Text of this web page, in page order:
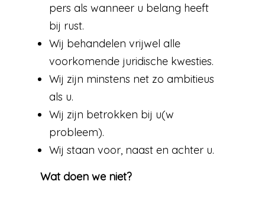
pers als wanneer u belang heeft
bij rust.
Wij behandelen vrijwel alle
voorkomende juridische kwesties.
Wij zijn minstens net zo ambitieus
als u.
Wij zijn betrokken bij u(w
probleem).
Wij staan voor, naast en achter u.
Wat doen we niet?